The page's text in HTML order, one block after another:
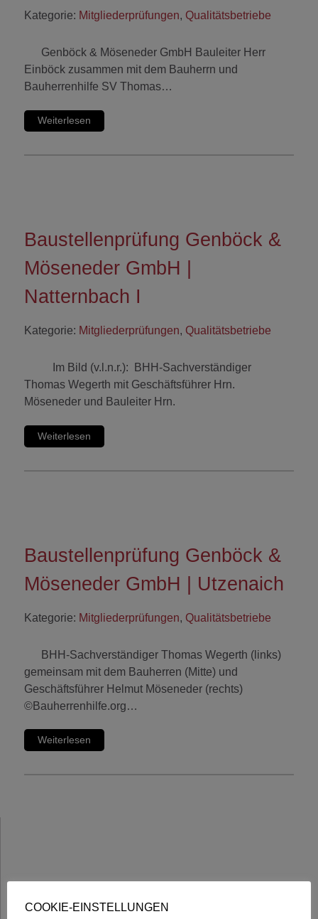
Kategorie: Mitgliederprüfungen, Qualitätsbetriebe
Genböck & Möseneder GmbH Bauleiter Herr
Einböck zusammen mit dem Bauherrn und
Bauherrenhilfe SV Thomas…
Weiterlesen
Baustellenprüfung Genböck &
Möseneder GmbH |
Natternbach I
Kategorie: Mitgliederprüfungen, Qualitätsbetriebe
Im Bild (v.l.n.r.): BHH-Sachverständiger
Thomas Wegerth mit Geschäftsführer Hrn.
Möseneder und Bauleiter Hrn.
Weiterlesen
Baustellenprüfung Genböck &
Möseneder GmbH | Utzenaich
Kategorie: Mitgliederprüfungen, Qualitätsbetriebe
BHH-Sachverständiger Thomas Wegerth (links)
gemeinsam mit dem Bauherren (Mitte) und
Geschäftsführer Helmut Möseneder (rechts)
©Bauherrenhilfe.org…
Weiterlesen
COOKIE-EINSTELLUNGEN